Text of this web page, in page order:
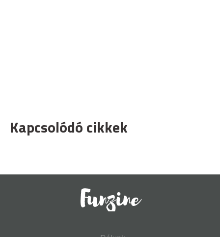
Kapcsolódó cikkek